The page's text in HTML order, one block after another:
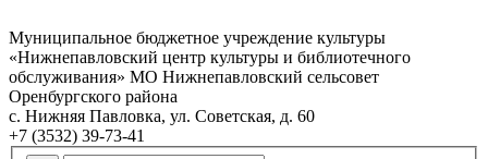
Муниципальное бюджетное учреждение культуры
«Нижнепавловский центр культуры и библиотечного
обслуживания» МО Нижнепавловский сельсовет
Оренбургского района
с. Нижняя Павловка, ул. Советская, д. 60
+7 (3532) 39-73-41